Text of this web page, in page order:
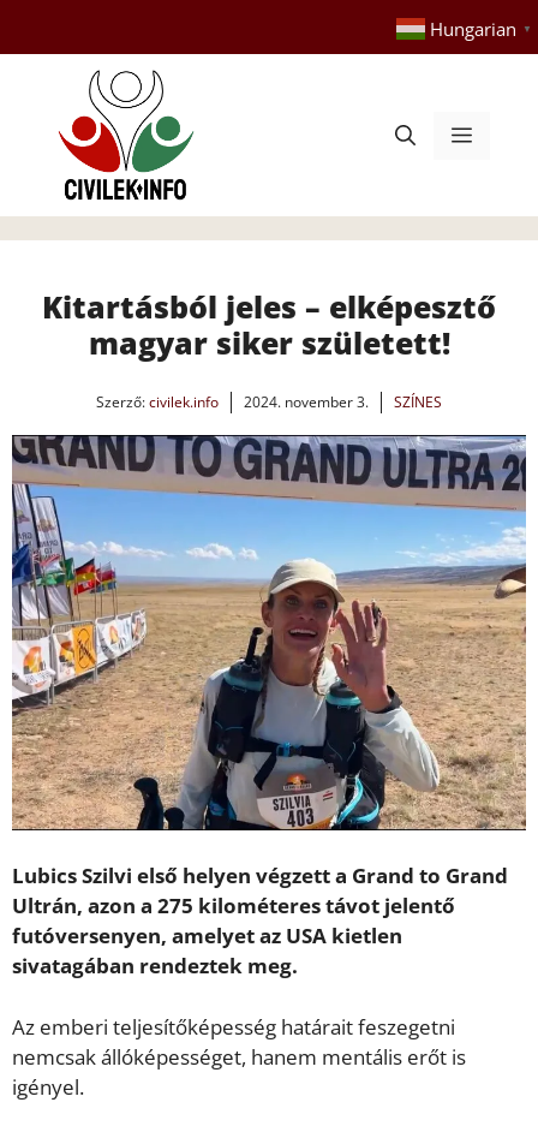
tartalomba
Hungarian ▼
Menü
Kitartásból jeles – elképesztő
magyar siker született!
Szerző:civilek.info 2024. november 3. SZÍNES
Lubics Szilvi első helyen végzett a Grand to Grand
Ultrán, azon a 275 kilométeres távot jelentő
futóversenyen, amelyet az USA kietlen
sivatagában rendeztek meg.
Az emberi teljesítőképesség határait feszegetni
nemcsak állóképességet, hanem mentális erőt is
igényel.